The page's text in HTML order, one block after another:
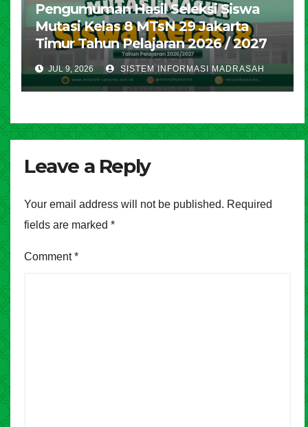
Pengumuman Hasil Seleksi Siswa
Mutasi Kelas 8 MTsN 29 Jakarta
Timur Tahun Pelajaran 2026 / 2027
JUL 9, 2026 SISTEM INFORMASI MADRASAH
Leave a Reply
Your email address will not be published. Required
fields are marked *
Comment*